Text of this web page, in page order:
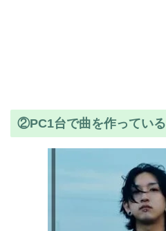
②PC1台で曲を作っている